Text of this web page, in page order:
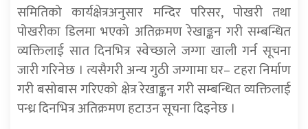
समितिको कार्यक्षेत्रअनुसार मन्दिर परिसर, पोखरी तथा
पोखरीका डिलमा भएको अतिक्रमण रेखाङ्कन गरी सम्बन्धित
व्यक्तिलाई सात दिनभित्र स्वेच्छाले जग्गा खाली गर्न सूचना
जारी गरिनेछ । त्यसैगरी अन्य गुठी जग्गामा घर– टहरा निर्माण
गरी बसोबास गरिएको क्षेत्र रेखाङ्कन गरी सम्बन्धित व्यक्तिलाई
पन्ध्र दिनभित्र अतिक्रमण हटाउन सूचना दिइनेछ ।